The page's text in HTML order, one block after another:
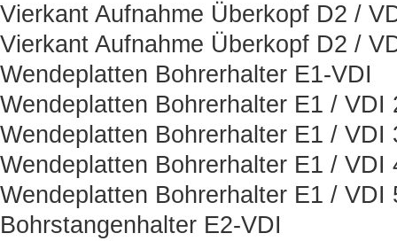
Vierkant Aufnahme Überkopf D2 /
Vierkant Aufnahme Überkopf D2 /
Wendeplatten Bohrerhalter E1-VDI
Wendeplatten Bohrerhalter E1 / VDI
Wendeplatten Bohrerhalter E1 / VDI
Wendeplatten Bohrerhalter E1 / VDI
Wendeplatten Bohrerhalter E1 / VDI
Bohrstangenhalter E2-VDI